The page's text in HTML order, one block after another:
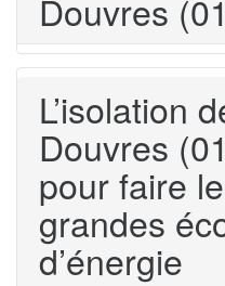
Douvres
L’isolation
Douvres
pour faire
grandes
d’énergie